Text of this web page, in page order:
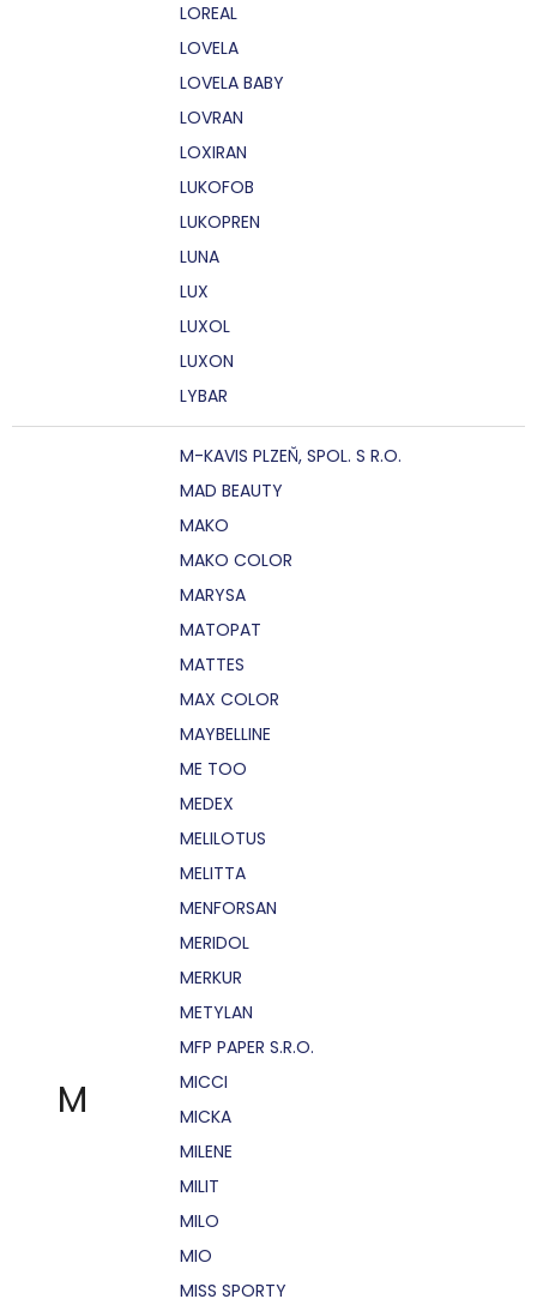
LOREAL
LOVELA
LOVELA BABY
LOVRAN
LOXIRAN
LUKOFOB
LUKOPREN
LUNA
LUX
LUXOL
LUXON
LYBAR
M
M-KAVIS PLZEŇ, SPOL. S R.O.
MAD BEAUTY
MAKO
MAKO COLOR
MARYSA
MATOPAT
MATTES
MAX COLOR
MAYBELLINE
ME TOO
MEDEX
MELILOTUS
MELITTA
MENFORSAN
MERIDOL
MERKUR
METYLAN
MFP PAPER S.R.O.
MICCI
MICKA
MILENE
MILIT
MILO
MIO
MISS SPORTY